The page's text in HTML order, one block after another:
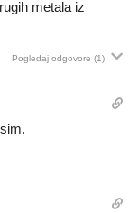
metala iz
Pogledaj odgovore (1)